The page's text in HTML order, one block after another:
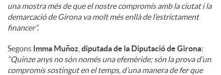
una mostra més de que el nostre compromís amb la ciutat i la
demarcació de Girona va molt més enllà de l’estrictament
financer”.
Segons Imma Muñoz diputada de la Diputació de Girona:
“Quinze anys no són només una efemèride; són la prova d’un
compromís sostingut en el temps, d’una manera de fer que